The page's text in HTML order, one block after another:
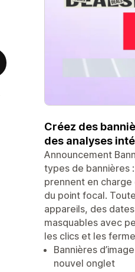
Créez des
des analyses
Announcement
types de bannières
prennent en
du point focal.
appareils, des
masquables avec
les clics et les
Bannières
nouvel onglet